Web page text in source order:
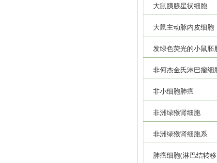
大鼠胰腺星状细胞
大鼠主动脉内皮细胞
发绿色荧光的小鼠胚
非何杰金氏淋巴瘤细
非小细胞肺癌
非洲绿猴肾细胞
非洲绿猴肾细胞系
肺癌细胞(淋巴结转